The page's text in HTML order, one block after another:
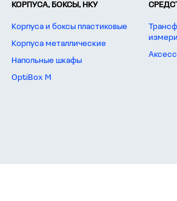
КОРПУСА, БОКСЫ, НКУ
Корпуса и боксы пластиковые
Корпуса металлические
Напольные шкафы
OptiBox M